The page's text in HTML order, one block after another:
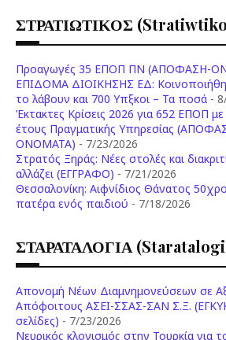
ΣΤΡΑΤΙΩΤΙΚΟΣ
Προαγωγές 35 ΕΠΟΠ ΠΝ (ΑΠΟΦΑΣΗ-
ΕΠΙΔΟΜΑ ΔΙΟΙΚΗΣΗΣ ΕΔ:
το λάβουν και 700 Υπξκοι – Τα ποσά -
Έκτακτες Κρίσεις 2026 για 652 ΕΠΟΠ
έτους Πραγματικής Υπηρεσίας
ONOMATA) - 7/23/2026
Στρατός Ξηράς: Νέες στολές και
αλλάζει (ΕΓΓΡΑΦΟ) - 7/21/2026
Θεσσαλονίκη: Αιφνίδιος Θάνατος
πατέρα ενός παιδιού - 7/18/2026
ΣΤΑΡΑΤΑΛΟΓΙΑ
Απονομή Νέων Διαμνημονεύσεων σε
Απόφοιτους ΑΣΕΙ-ΣΣΑΣ-ΣΑΝ Σ.Ξ.
σελίδες) - 7/23/2026
Νευρικός κλονισμός στην Τουρκία για